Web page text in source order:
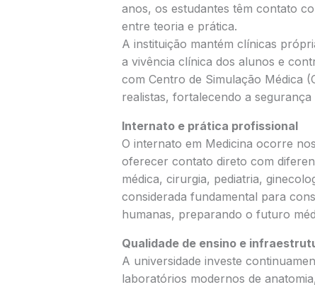
anos, os estudantes têm contato
entre teoria e prática.
A instituição mantém clínicas
a vivência clínica dos alunos e
com Centro de Simulação Médica
realistas, fortalecendo a
Internato e prática profissional
O internato em Medicina ocorre
oferecer contato direto com
médica, cirurgia, pediatria,
considerada fundamental para
humanas, preparando o futuro
Qualidade de ensino e
A universidade investe
laboratórios modernos de